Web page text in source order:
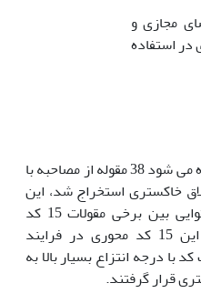
مجازی و
در استفاده
همانطور که از جدول فوق مشاهده می شود 38 مقوله از مصاحبه با
خاکستری استخراج شد، این
38 مقوله با توجه به ارتباط محتوایی بین برخی مقولات 15 کد
محوری را تشکیل می داد که این 15 کد محوری در فرایند
با درجه انتزاع بسیار بالا به
قرار گرفتند.